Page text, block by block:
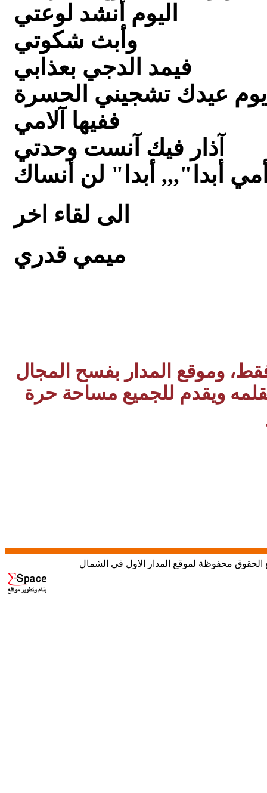
اليوم أنشد لوعتي
وأبث شكوتي
فيمد الدجي بعذابي
يوم عيدك تشجيني الحسرة
ففيها آلامي
آذار فيك آنست وحدتي
أبدا",,, أبدا" لن أنساك
الى لقاء اخر
ميمي قدري
وموقع المدار بفسح المجال
ويقدم للجميع مساحة حرة